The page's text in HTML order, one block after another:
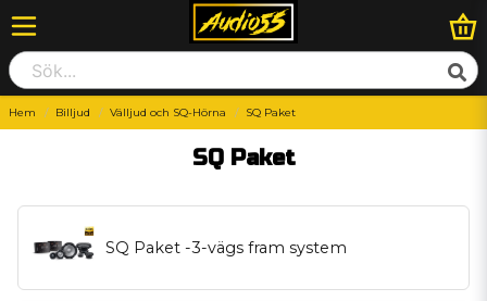
Hem Billjud Välljud och SQ-Hörna SQ Paket
SQ Paket
SQ Paket -3-vägs fram system